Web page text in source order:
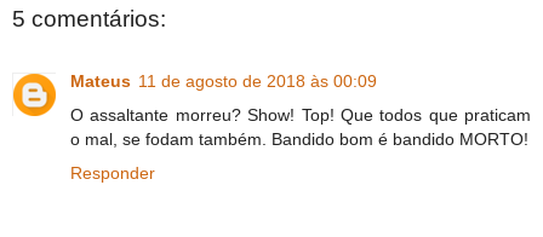
5 comentários:
Mateus 11 de agosto de 2018 às 00:09
O assaltante morreu? Show! Top! Que todos que praticam
o mal, se fodam também. Bandido bom é bandido MORTO!
Responder